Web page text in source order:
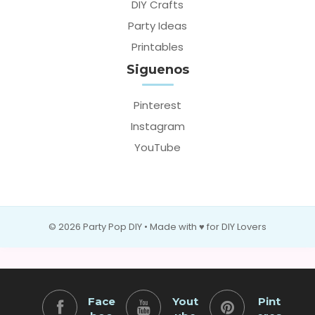
DIY Crafts
Party Ideas
Printables
Siguenos
Pinterest
Instagram
YouTube
© 2026 Party Pop DIY • Made with ♥ for DIY Lovers
Face
Yout
Pint